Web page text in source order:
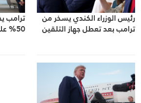
رئيس الوزراء الكندي يسخر من
ترامب بعد تعطل جهاز التلقين
ترامب
50% على كندا